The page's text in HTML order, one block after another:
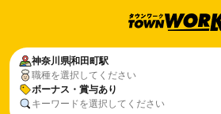
神奈川県和田町駅
職種を選択してください
ボーナス・賞与あり
キーワードを選択してください